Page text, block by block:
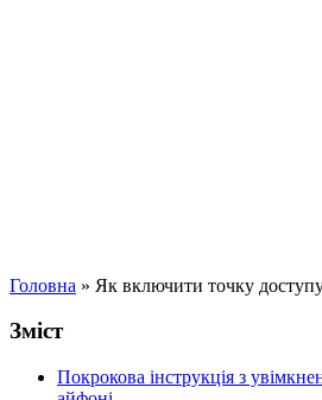
Головна » Як включити точку
Зміст
Покрокова інструкція з